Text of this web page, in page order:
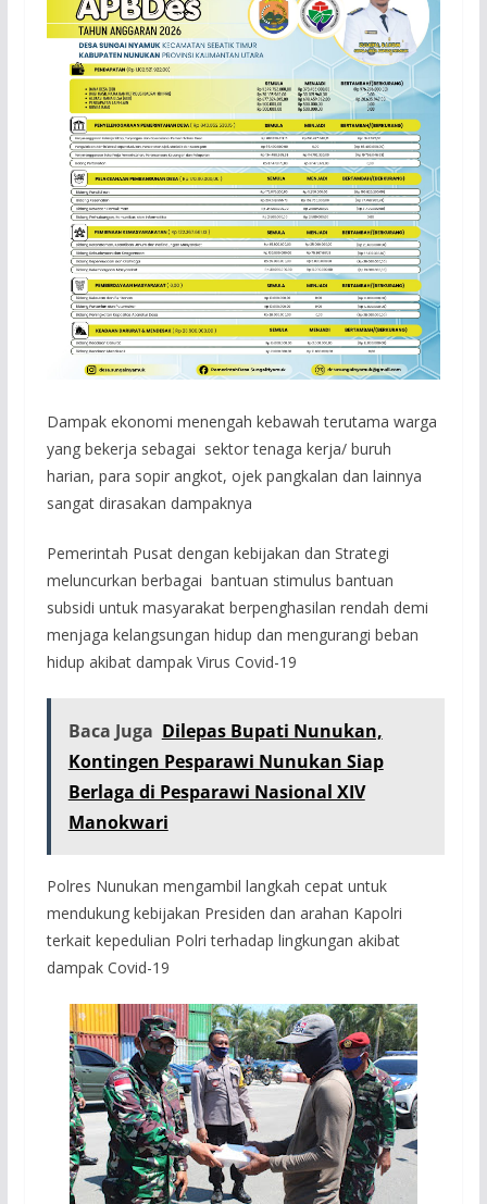
Dampak ekonomi menengah kebawah terutama warga
yang bekerja sebagai sektor tenaga kerja/ buruh
harian, para sopir angkot, ojek pangkalan dan lainnya
sangat dirasakan dampaknya
Pemerintah Pusat dengan kebijakan dan Strategi
meluncurkan berbagai bantuan stimulus bantuan
subsidi untuk masyarakat berpenghasilan rendah demi
menjaga kelangsungan hidup dan mengurangi beban
hidup akibat dampak Virus Covid-19
Baca Juga Dilepas Bupati Nunukan,
Kontingen Pesparawi Nunukan Siap
Berlaga di Pesparawi Nasional XIV
Manokwari
Polres Nunukan mengambil langkah cepat untuk
mendukung kebijakan Presiden dan arahan Kapolri
terkait kepedulian Polri terhadap lingkungan akibat
dampak Covid-19